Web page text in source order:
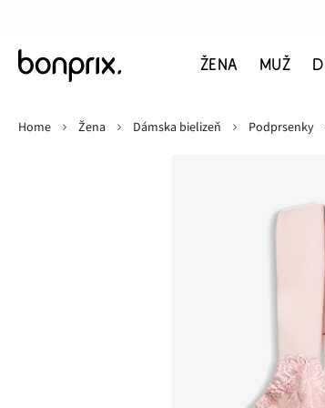
ŽENA MUŽ
Home
Žena Dámska bielizeň Podprsenky